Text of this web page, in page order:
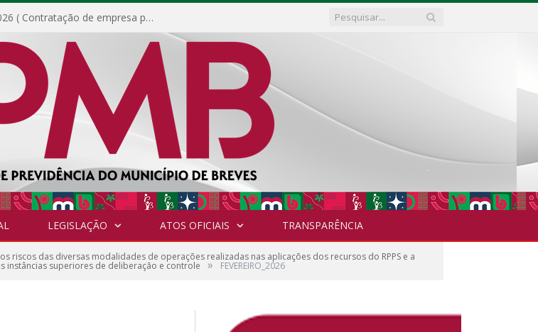
DISPENSA DE LICITAÇÃO Nº 003/2026 ( Contratação de empresa para fornecimento de gêneros alimentícios não perecíveis, materiais de expediente, descartáveis, copa e cozinha, para análise e posterior publicação.)
LEGISLAÇÃO ATOS OFICIAIS TRANSPARÊNCIA
riscos das diversas modalidades de operações realizadas nas aplicações dos recursos do RPPS e a
instâncias superiores de deliberação e controle » FEVEREIRO_2026